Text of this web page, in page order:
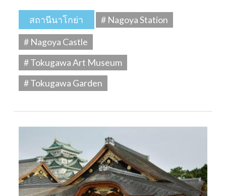
สถานีนาโกย่า
# Nagoya Station
# Nagoya Castle
# Tokugawa Art Museum
# Tokugawa Garden